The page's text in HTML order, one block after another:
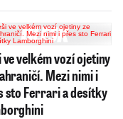
ve velkém vozí ojetiny
Mezi nimi i
sto Ferrari a desítky